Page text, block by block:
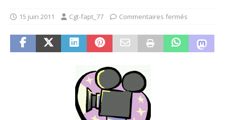
15 juin 2011 Cgt-fapt_77 Commentaires fermés